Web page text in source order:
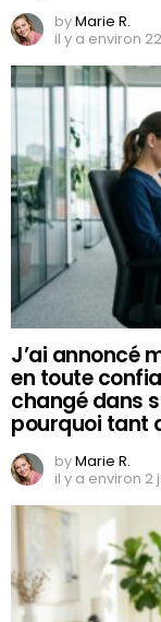
byMarie R.
il y a environ
J’ai annoncé
en toute
changé dans
pourquoi tant
byMarie R.
il y a environ 2